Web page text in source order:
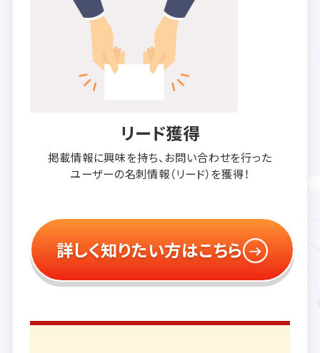
リード獲得
掲載情報に興味を持ち、 お問い合わせを行った
ユーザーの名刺情報（リード）を獲得！
詳しく知りたい方はこちら